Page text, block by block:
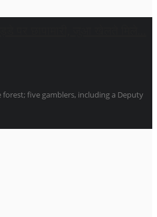
five gamblers, including a Deputy